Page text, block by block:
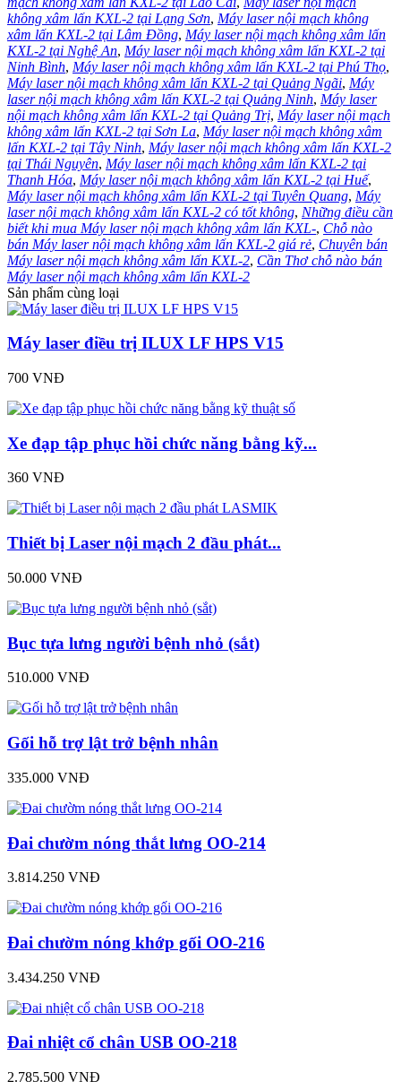
không xâm lấn KXL-2 tại Lạng Sơn, Máy laser nội mạch không
xâm lấn KXL-2 tại Lâm Đồng, Máy laser nội mạch không xâm lấn
KXL-2 tại Nghệ An, Máy laser nội mạch không xâm lấn KXL-2 tại
Ninh Bình, Máy laser nội mạch không xâm lấn KXL-2 tại Phú Thọ,
Máy laser nội mạch không xâm lấn KXL-2 tại Quảng Ngãi, Máy
laser nội mạch không xâm lấn KXL-2 tại Quảng Ninh, Máy laser
nội mạch không xâm lấn KXL-2 tại Quảng Trị, Máy laser nội mạch
không xâm lấn KXL-2 tại Sơn La, Máy laser nội mạch không xâm
lấn KXL-2 tại Tây Ninh, Máy laser nội mạch không xâm lấn KXL-2
tại Thái Nguyên, Máy laser nội mạch không xâm lấn KXL-2 tại
Thanh Hóa, Máy laser nội mạch không xâm lấn KXL-2 tại Huế,
Máy laser nội mạch không xâm lấn KXL-2 tại Tuyên Quang, Máy
laser nội mạch không xâm lấn KXL-2 có tốt không, Những điều cần
biết khi mua Máy laser nội mạch không xâm lấn KXL-, Chỗ nào
bán Máy laser nội mạch không xâm lấn KXL-2 giá rẻ, Chuyên bán
Máy laser nội mạch không xâm lấn KXL-2, Cần Thơ chỗ nào bán
Máy laser nội mạch không xâm lấn KXL-2
Sản phẩm cùng loại
Máy laser điều trị ILUX LF HPS V15
700 VNĐ
Xe đạp tập phục hồi chức năng bằng kỹ...
360 VNĐ
Thiết bị Laser nội mạch 2 đầu phát...
50.000 VNĐ
Bục tựa lưng người bệnh nhỏ (sắt)
510.000 VNĐ
Gối hỗ trợ lật trở bệnh nhân
335.000 VNĐ
Đai chườm nóng thắt lưng OO-214
3.814.250 VNĐ
Đai chườm nóng khớp gối OO-216
3.434.250 VNĐ
Đai nhiệt cổ chân USB OO-218
2.785.500 VNĐ